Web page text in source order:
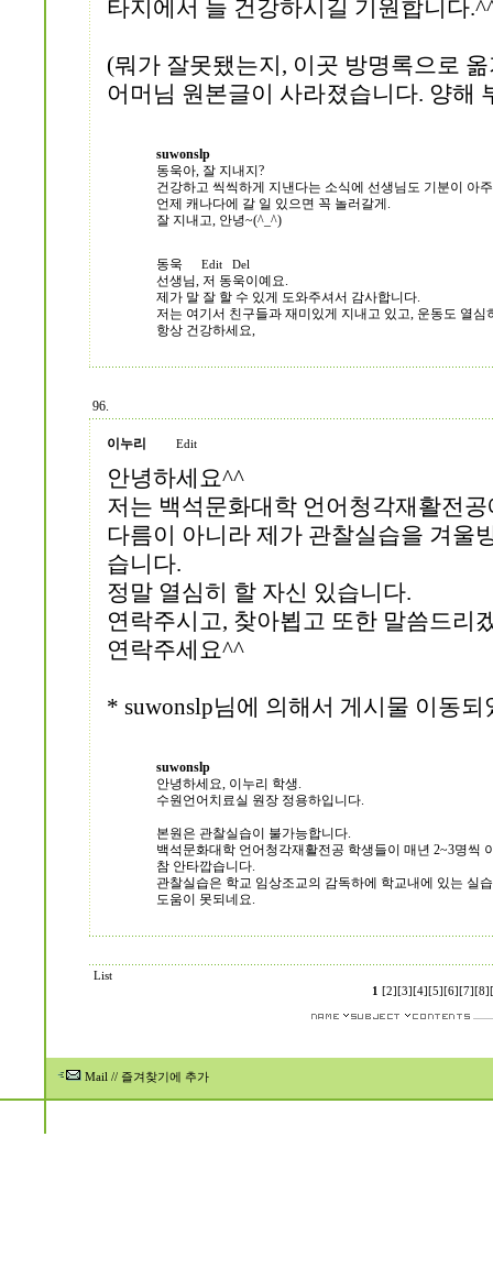
타지에서 늘 건강하시길 기원합니다
(뭐가 잘못됐는지, 이곳 방명록으로
어머님 원본글이 사라졌습니다. 양해
suwonslp
동욱아, 잘 지내지?
건강하고 씩씩하게 지낸다는 소식에 선생님도 기분이 아
언제 캐나다에 갈 일 있으면 꼭 놀러갈게.
잘 지내고, 안녕~(^_^)
동욱 Edit Del
선생님, 저 동욱이예요.
제가 말 잘 할 수 있게 도와주셔서 감사합니다.
저는 여기서 친구들과 재미있게 지내고 있고, 운동도 열
항상 건강하세요,
96.
이누리 Edit
안녕하세요^^
저는 백석문화대학 언어청각재활전
다름이 아니라 제가 관찰실습을 겨울
습니다.
정말 열심히 할 자신 있습니다.
연락주시고, 찾아뵙고 또한 말씀드리
연락주세요^^
* suwonslp님에 의해서 게시물 이동되
suwonslp
안녕하세요, 이누리 학생.
수원언어치료실 원장 정용하입니다.
본원은 관찰실습이 불가능합니다.
백석문화대학 언어청각재활전공 학생들이 매년 2~3명씩
참 안타깝습니다.
관찰실습은 학교 임상조교의 감독하에 학교내에 있는 실
도움이 못되네요.
List
1
[2] [3] [4] [5] [6] [7] [8]
Mail // 즐겨찾기에 추가